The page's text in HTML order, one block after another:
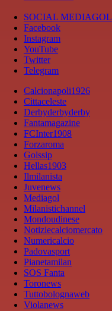
SOCIAL MEDIAGOL
Facebook
Instagram
YouTube
Twitter
Telegram
Calcionapoli1926
Cittaceleste
Derbyderbyderby
Fantamagazine
FCInter1908
Forzaroma
Golssip
Hellas1903
Ilmilanista
Juvenews
Mediagol
Milanistichannel
Mondoudinese
Notiziecalciomercato
Numericalcio
Padovasport
Pianetamilan
SOS Fanta
Toronews
Tuttobolognaweb
Violanews